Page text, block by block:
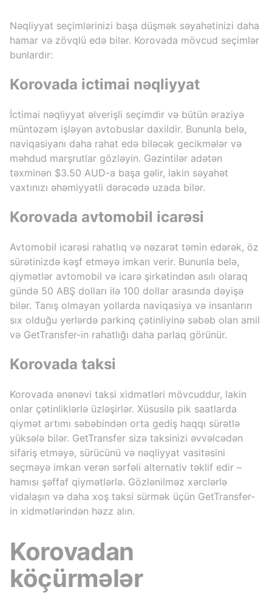
Nəqliyyat seçimlərinizi başa düşmək səyahətinizi daha
hamar və zövqlü edə bilər. Korovada mövcud seçimlər
bunlardır:
Korovada ictimai nəqliyyat
İctimai nəqliyyat əlverişli seçimdir və bütün əraziyə
müntəzəm işləyən avtobuslar daxildir. Bununla belə,
naviqasiyanı daha rahat edə biləcək gecikmələr və
məhdud marşrutlar gözləyin. Gəzintilər adətən
təxminən $3.50 AUD-a başa gəlir, lakin səyahət
vaxtınızı əhəmiyyətli dərəcədə uzada bilər.
Korovada avtomobil icarəsi
Avtomobil icarəsi rahatlıq və nəzarət təmin edərək, öz
sürətinizdə kəşf etməyə imkan verir. Bununla belə,
qiymətlər avtomobil və icarə şirkətindən asılı olaraq
gündə 50 ABŞ dolları ilə 100 dollar arasında dəyişə
bilər. Tanış olmayan yollarda naviqasiya və insanların
sıx olduğu yerlərdə parkinq çətinliyinə səbəb olan amil
və GetTransfer-in rahatlığı daha parlaq görünür.
Korovada taksi
Korovada ənənəvi taksi xidmətləri mövcuddur, lakin
onlar çətinliklərlə üzləşirlər. Xüsusilə pik saatlarda
qiymət artımı səbəbindən orta gediş haqqı sürətlə
yüksələ bilər. GetTransfer sizə taksinizi əvvəlcədən
sifariş etməyə, sürücünü və nəqliyyat vasitəsini
seçməyə imkan verən sərfəli alternativ təklif edir –
hamısı şəffaf qiymətlərlə. Gözlənilməz xərclərlə
vidalaşın və daha xoş taksi sürmək üçün GetTransfer-
in xidmətlərindən həzz alın.
Korovadan
köçürmələr